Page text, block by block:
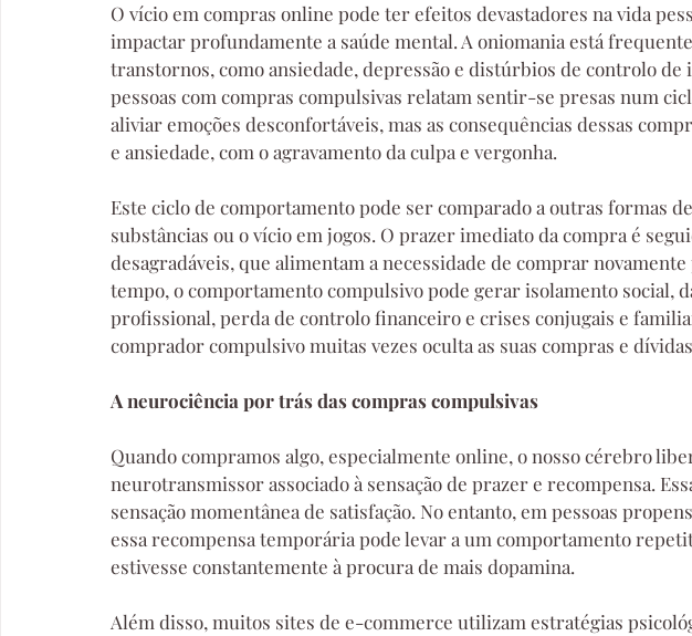
O vício em compras online pode ter efeitos devastadores na vida
impactar profundamente a saúde mental. A oniomania está
transtornos, como ansiedade, depressão e distúrbios de controlo de
pessoas com compras compulsivas relatam sentir-se presas num
aliviar emoções desconfortáveis, mas as consequências dessas
e ansiedade, com o agravamento da culpa e vergonha.
Este ciclo de comportamento pode ser comparado a outras formas
substâncias ou o vício em jogos. O prazer imediato da compra é
desagradáveis, que alimentam a necessidade de comprar
tempo, o comportamento compulsivo pode gerar isolamento social,
profissional, perda de controlo financeiro e crises conjugais e
comprador compulsivo muitas vezes oculta as suas compras e
A neurociência por trás das compras compulsivas
Quando compramos algo, especialmente online, o nosso cérebro
neurotransmissor associado à sensação de prazer e recompensa.
sensação momentânea de satisfação. No entanto, em pessoas
essa recompensa temporária pode levar a um comportamento
estivesse constantemente à procura de mais dopamina.
Além disso, muitos sites de e-commerce utilizam estratégias